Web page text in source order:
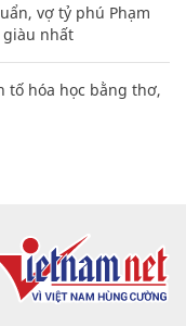
vợ tỷ phú Phạm
nhất
tố hóa học bằng thơ,